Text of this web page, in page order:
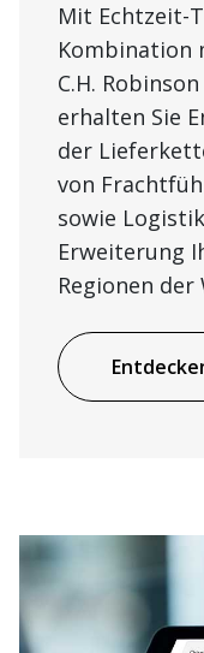
Mit Echtzeit-
Kombination
C.H.
erhalten Sie
der
von
sowie
Erweiterung
Regionen